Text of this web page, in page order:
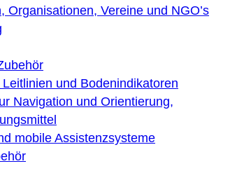
Organisationen, Vereine und NGO’s
und Bodenindikatoren
Navigation und Orientierung,
mobile Assistenzsysteme